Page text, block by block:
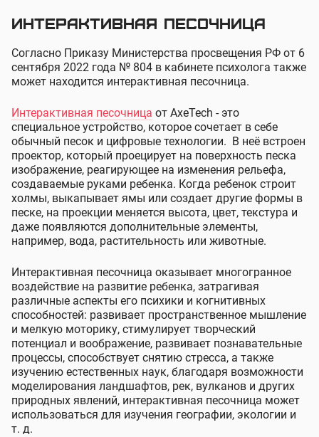
Интерактивная песочница
Согласно Приказу Министерства просвещения РФ от 6
сентября 2022 года № 804 в кабинете психолога также
может находится интерактивная песочница.
Интерактивная песочница от AxeTech - это
специальное устройство, которое сочетает в себе
обычный песок и цифровые технологии. В неё встроен
проектор, который проецирует на поверхность песка
изображение, реагирующее на изменения рельефа,
создаваемые руками ребенка. Когда ребенок строит
холмы, выкапывает ямы или создает другие формы в
песке, на проекции меняется высота, цвет, текстура и
даже появляются дополнительные элементы,
например, вода, растительность или животные.
Интерактивная песочница оказывает многогранное
воздействие на развитие ребенка, затрагивая
различные аспекты его психики и когнитивных
способностей: развивает пространственное мышление
и мелкую моторику, стимулирует творческий
потенциал и воображение, развивает познавательные
процессы, способствует снятию стресса, а также
изучению естественных наук, благодаря возможности
моделирования ландшафтов, рек, вулканов и других
природных явлений, интерактивная песочница может
использоваться для изучения географии, экологии и
т. д.